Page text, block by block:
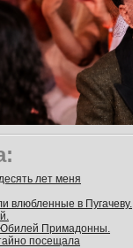
лет меня
влюбленные в Пугачеву.
Примадонны.
посещала